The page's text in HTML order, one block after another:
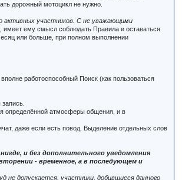
дорожный мотоцикл не нужно.
активных участников. С не уважающими
имеет ему смысл соблюдать Правила и оставаться
или больше, при полном выполнении
работоспособный Поиск (как пользоваться
определённой атмосферы общения, и в
даже если есть повод. Выделение отдельных слов
и без дополнительного уведомления
- временное, а в последующем и
допускается, участники, добившиеся данного